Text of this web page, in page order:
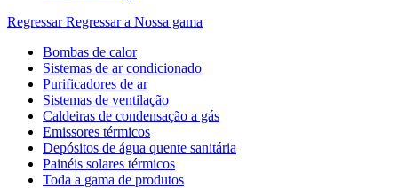
Regressar Regressar a Nossa gama
Bombas de calor
Sistemas de ar condicionado
Purificadores de ar
Sistemas de ventilação
Caldeiras de condensação a gás
Emissores térmicos
Depósitos de água quente sanitária
Painéis solares térmicos
Toda a gama de produtos